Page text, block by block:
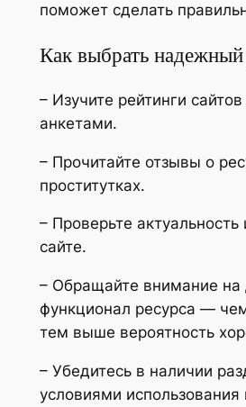
поможет сделать
Как выбрать надежный
– Изучите рейтинги
анкетами.
– Прочитайте отзывы о
проститутках.
– Проверьте
сайте.
– Обращайте внимание на
функционал ресурса —
тем выше вероятность
– Убедитесь в наличии
условиями использования